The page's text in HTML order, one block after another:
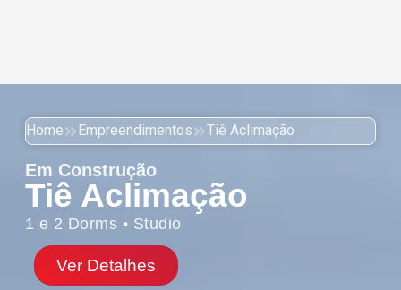
Home Empreendimentos Tiê Aclimação
Em Construção
Tiê Aclimação
1 e 2 Dorms • Studio
Ver Detalhes